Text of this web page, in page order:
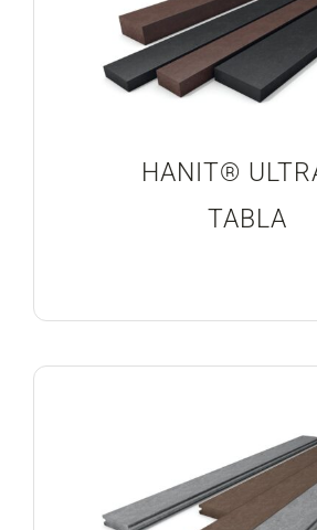
HANIT®
TABLA